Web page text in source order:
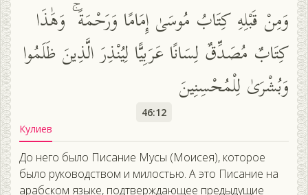
وَمِنْ قَبْلِهِ كِتَابُ مُوسَىٰ إِمَامًا وَرَحْمَةً ۚ وَهَٰذَا
كِتَابٌ مُصَدِّقٌ لِسَانًا عَرَبِيًّا لِيُنْذِرَ الَّذِينَ ظَلَمُوا
وَبُشْرَىٰ لِلْمُحْسِنِينَ
46:12
Кулиев
До него было Писание Мусы (Моисея), которое
было руководством и милостью. А это Писание на
арабском языке, подтверждающее предыдущие